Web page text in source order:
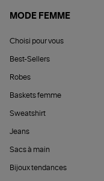
MODE FEMME
Choisi pour vous
Best-Sellers
Robes
Baskets femme
Sweatshirt
Jeans
Sacs à main
Bijoux tendances